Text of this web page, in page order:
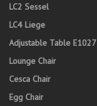
LC2 Sessel
LC4 Liege
Adjustable Table E1027
Lounge Chair
Cesca Chair
Egg Chair